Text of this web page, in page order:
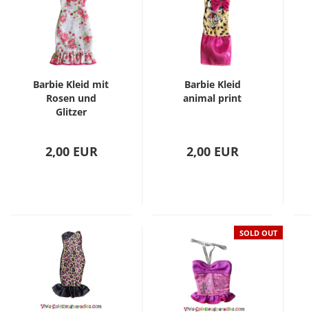
Barbie Kleid mit
Rosen und
Glitzer
2,00 EUR
Barbie Kleid
animal print
2,00 EUR
SOLD OUT